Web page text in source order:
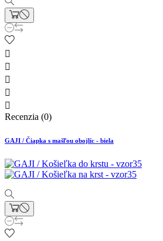





Recenzia (0)
GAJI / Čiapka s mašľou obojlíc - biela